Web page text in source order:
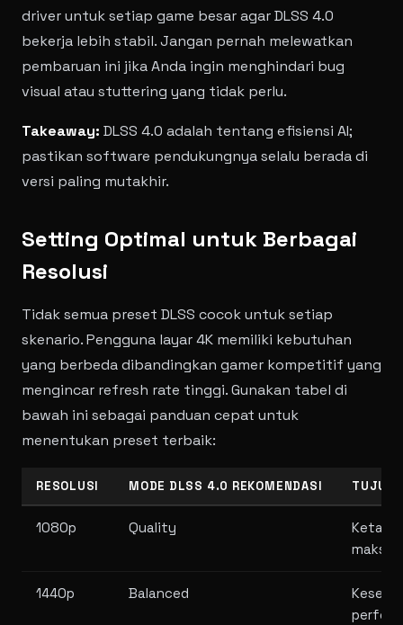
driver untuk setiap game besar agar DLSS 4.0
bekerja lebih stabil. Jangan pernah melewatkan
pembaruan ini jika Anda ingin menghindari bug
visual atau stuttering yang tidak perlu.
Takeaway: DLSS 4.0 adalah tentang efisiensi AI;
pastikan software pendukungnya selalu berada di
versi paling mutakhir.
Setting Optimal untuk Berbagai
Resolusi
Tidak semua preset DLSS cocok untuk setiap
skenario. Pengguna layar 4K memiliki kebutuhan
yang berbeda dibandingkan gamer kompetitif yang
mengincar refresh rate tinggi. Gunakan tabel di
bawah ini sebagai panduan cepat untuk
menentukan preset terbaik:
RESOLUSI MODE DLSS 4.0 REKOMENDASI
1080p Quality
1440p Balanced